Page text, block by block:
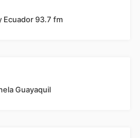
Ecuador 93.7 fm
Guayaquil